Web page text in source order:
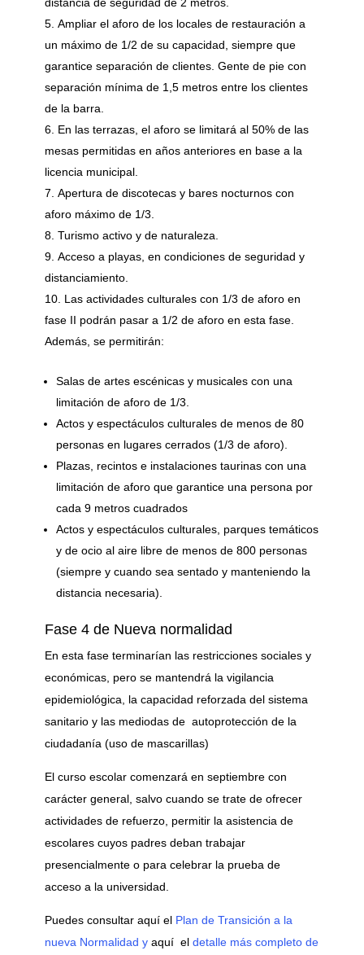
Ampliar el aforo de los locales de restauración a
un máximo de 1/2 de su capacidad, siempre que
garantice separación de clientes. Gente de pie con
separación mínima de 1,5 metros entre los clientes
de la barra.
En las terrazas, el aforo se limitará al 50% de las
mesas permitidas en años anteriores en base a la
licencia municipal.
Apertura de discotecas y bares nocturnos con
aforo máximo de 1/3.
Turismo activo y de naturaleza.
Acceso a playas, en condiciones de seguridad y
distanciamiento.
Las actividades culturales con 1/3 de aforo en
fase II podrán pasar a 1/2 de aforo en esta fase.
Además, se permitirán:
Salas de artes escénicas y musicales con una
limitación de aforo de 1/3.
Actos y espectáculos culturales de menos de 80
personas en lugares cerrados (1/3 de aforo).
Plazas, recintos e instalaciones taurinas con una
limitación de aforo que garantice una persona por
cada 9 metros cuadrados
Actos y espectáculos culturales, parques temáticos
y de ocio al aire libre de menos de 800 personas
(siempre y cuando sea sentado y manteniendo la
distancia necesaria).
Fase 4 de Nueva normalidad
En esta fase terminarían las restricciones sociales y
económicas, pero se mantendrá la vigilancia
epidemiológica, la capacidad reforzada del sistema
sanitario y las mediodas de autoprotección de la
ciudadanía (uso de mascarillas)
El curso escolar comenzará en septiembre con
carácter general, salvo cuando se trate de ofrecer
actividades de refuerzo, permitir la asistencia de
escolares cuyos padres deban trabajar
presencialmente o para celebrar la prueba de
acceso a la universidad.
Puedes consultar aquí el Plan de Transición a la
nueva Normalidad y aquí el detalle más completo de